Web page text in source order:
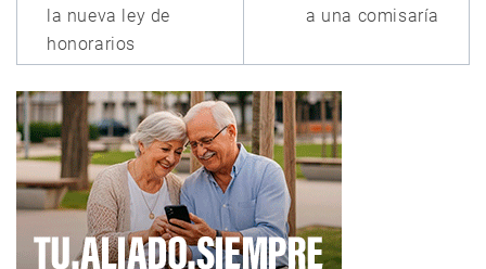
la nueva ley de
honorarios
a una comisaría